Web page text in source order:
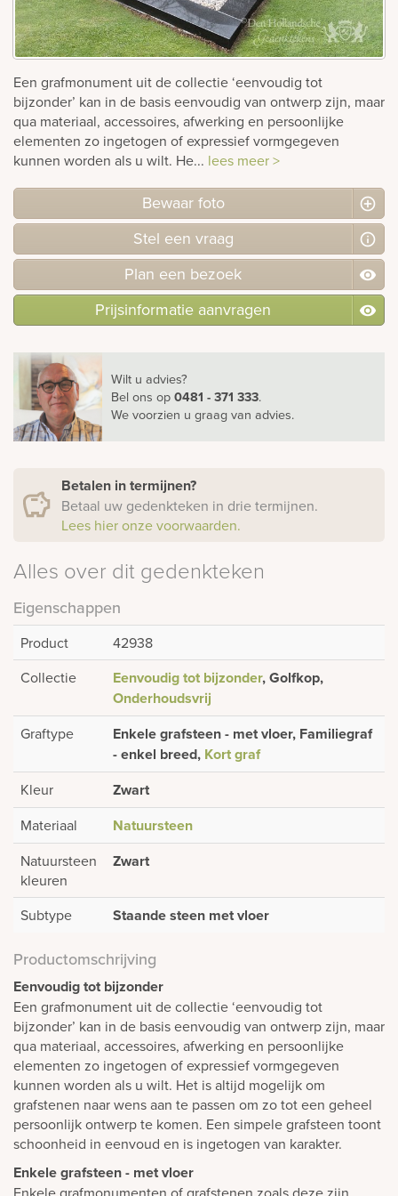
Bekijk
ook:
Een grafmonument uit de collectie ‘eenvoudig tot
bijzonder’ kan in de basis eenvoudig van ontwerp zijn, maar
qua materiaal, accessoires, afwerking en persoonlijke
elementen zo ingetogen of expressief vormgegeven
kunnen worden als u wilt. He... lees meer >
Bewaar foto
Stel een vraag
Plan een bezoek
Prijsinformatie aanvragen
Wilt u advies?
Bel ons op0481 - 371 333.
We voorzien u graag van advies.
Betalen in termijnen?
Betaal uw gedenkteken in drie termijnen.
Lees hier onze voorwaarden.
Alles over dit gedenkteken
Eigenschappen
Product
42938
Collectie
Eenvoudig tot bijzonder, Golfkop,
Onderhoudsvrij
Graftype
Enkele grafsteen - met vloer, Familiegraf
- enkel breed, Kort graf
Kleur Zwart
Materiaal Natuursteen
Natuursteen
kleuren
Zwart
Subtype Staande steen met vloer
Productomschrijving
Eenvoudig tot bijzonder
Een grafmonument uit de collectie ‘eenvoudig tot
bijzonder’ kan in de basis eenvoudig van ontwerp zijn, maar
qua materiaal, accessoires, afwerking en persoonlijke
elementen zo ingetogen of expressief vormgegeven
kunnen worden als u wilt. Het is altijd mogelijk om
grafstenen naar wens aan te passen om zo tot een geheel
persoonlijk ontwerp te komen. Een simpele grafsteen toont
schoonheid in eenvoud en is ingetogen van karakter.
Enkele grafsteen - met vloer
Enkele grafmonumenten of grafstenen zoals deze zijn